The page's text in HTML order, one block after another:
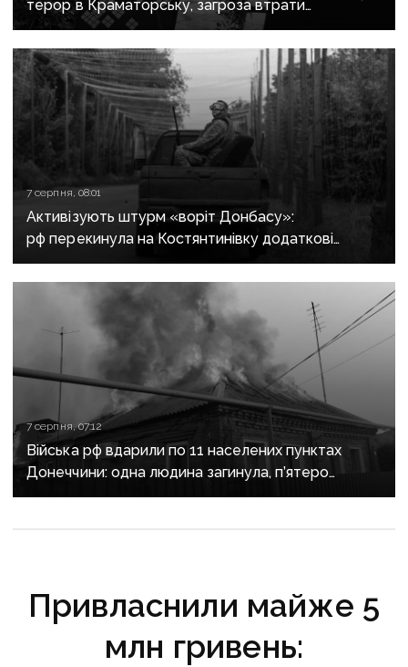
терор в Краматорську, загроза втрати
Костянтинівки та прощання з Олексієм Юковим:
важливе за тиждень
7 серпня, 08:01
Активізують штурм «воріт Донбасу»:
рф перекинула на Костянтинівку додаткові
підрозділи й поновила атаки тритонними
авіабомбами
7 серпня, 07:12
Війська рф вдарили по 11 населених пунктах
Донеччини: одна людина загинула, п’ятеро
поранені
Привласнили майже 5
млн гривень: